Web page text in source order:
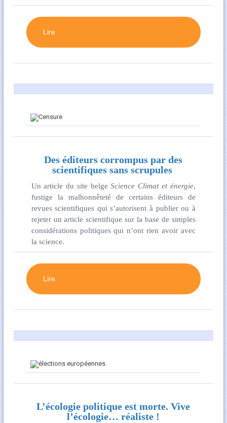
Lire
Des éditeurs corrompus par des
scientifiques sans scrupules
Un article du site belgeScience Climat et énergie,
fustige la malhonnêteté de certains éditeurs de
revues scientifiques qui s’autorisent à publier ou à
rejeter un article scientifique sur la base de simples
considérations politiques qui n’ont rien avoir avec
la science.
Lire
L’écologie politique est morte. Vive
l’écologie… réaliste !